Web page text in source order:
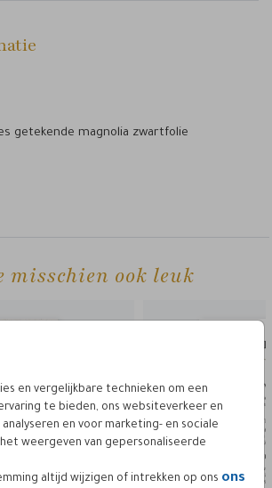
en vergelijkbare technieken om een
te bieden, ons websiteverkeer en
en voor marketing- en sociale
weergeven van gepersonaliseerde
altijd wijzigen of intrekken op ons ons
getekende magnolia zwartfolie
misschien ook leuk